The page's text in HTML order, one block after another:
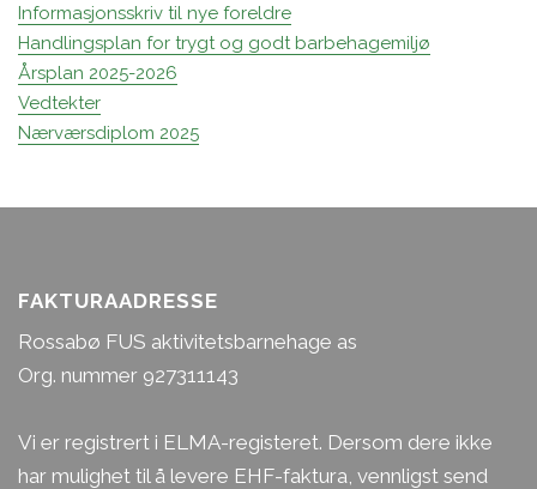
Informasjonsskriv til nye foreldre
Handlingsplan for trygt og godt barbehagemiljø
Årsplan 2025-2026
Vedtekter
Nærværsdiplom 2025
FAKTURAADRESSE
Rossabø FUS aktivitetsbarnehage as
Org. nummer 927311143
Vi er registrert i ELMA-registeret. Dersom dere ikke
har mulighet til å levere EHF-faktura, vennligst send